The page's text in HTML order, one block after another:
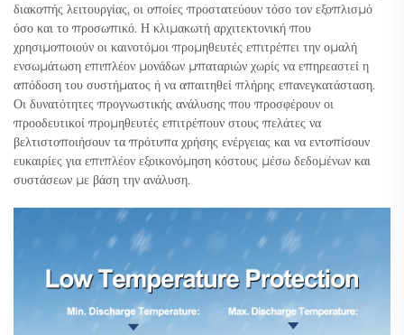
διακοπής λειτουργίας, οι οποίες προστατεύουν τόσο τον εξοπλισμό
όσο και το προσωπικό. Η κλιμακωτή αρχιτεκτονική που
χρησιμοποιούν οι καινοτόμοι προμηθευτές επιτρέπει την ομαλή
ενσωμάτωση επιπλέον μονάδων μπαταριών χωρίς να επηρεαστεί η
απόδοση του συστήματος ή να απαιτηθεί πλήρης επανεγκατάσταση.
Οι δυνατότητες προγνωστικής ανάλυσης που προσφέρουν οι
προοδευτικοί προμηθευτές επιτρέπουν στους πελάτες να
βελτιστοποιήσουν τα πρότυπα χρήσης ενέργειας και να εντοπίσουν
ευκαιρίες για επιπλέον εξοικονόμηση κόστους μέσω δεδομένων και
συστάσεων με βάση την ανάλυση.